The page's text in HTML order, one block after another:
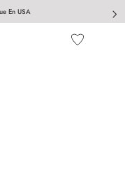
En USA